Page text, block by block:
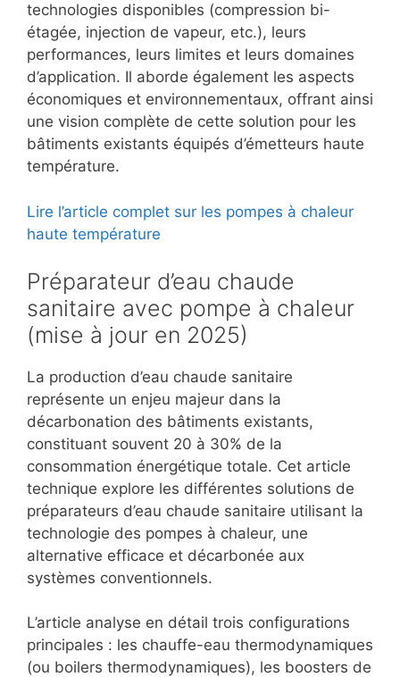
technologies disponibles (compression bi-
étagée, injection de vapeur, etc.), leurs
performances, leurs limites et leurs domaines
d’application. Il aborde également les aspects
économiques et environnementaux, offrant ainsi
une vision complète de cette solution pour les
bâtiments existants équipés d’émetteurs haute
température.
Lire l’article complet sur les pompes à chaleur
haute température
Préparateur d’eau chaude
sanitaire avec pompe à chaleur
(mise à jour en 2025)
La production d’eau chaude sanitaire
représente un enjeu majeur dans la
décarbonation des bâtiments existants,
constituant souvent 20 à 30% de la
consommation énergétique totale. Cet article
technique explore les différentes solutions de
préparateurs d’eau chaude sanitaire utilisant la
technologie des pompes à chaleur, une
alternative efficace et décarbonée aux
systèmes conventionnels.
L’article analyse en détail trois configurations
principales : les chauffe-eau thermodynamiques
(ou boilers thermodynamiques), les boosters de